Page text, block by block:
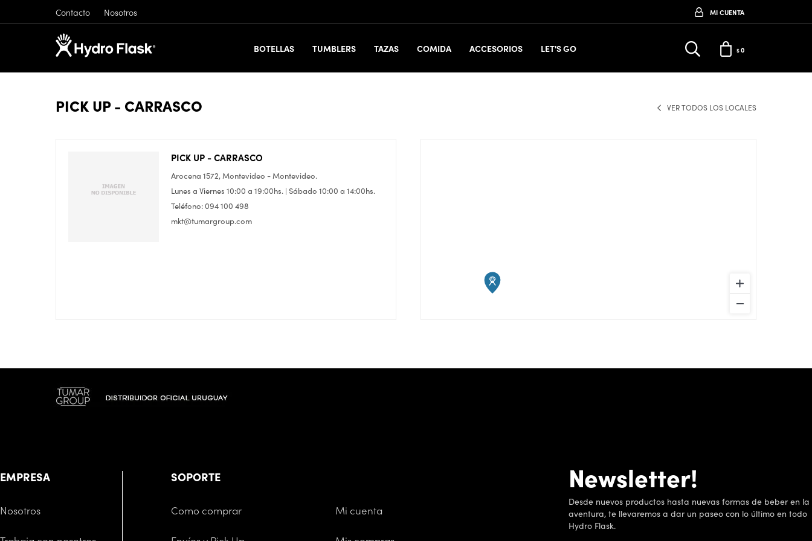
BOTELLAS TUMBLERS TAZAS COMIDA ACCESORIOS LET'S GO $0
Contacto Nosotros
PICK UP - CARRASCO VER TODOS LOS LOCALES
PICK UP - CARRASCO
Arocena 1572, Montevideo - Montevideo.
Lunes a Viernes 10:00 a 19:00hs. | Sábado 10:00 a 14:00hs.
Teléfono: 094 100 498
mkt@tumargroup.com
EMPRESA
Nosotros
SOPORTE
Como comprar Mi cuenta
Newsletter!
Desde nuevos productos hasta nuevas formas de beber en la
aventura, te llevaremos a dar un paseo con lo último en todo
Hydro Flask.